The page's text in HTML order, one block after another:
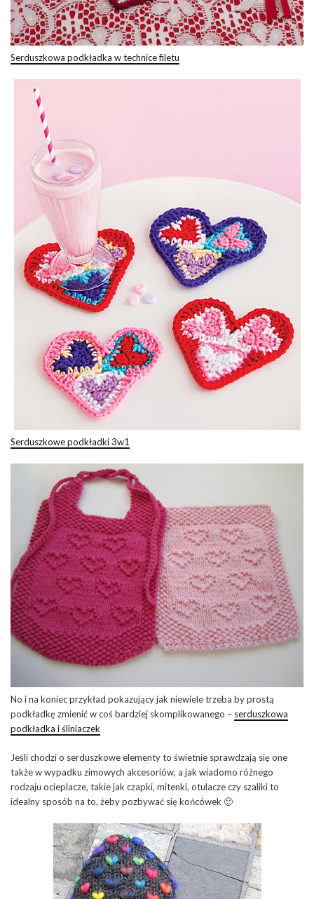
Serduszkowa podkładka w technice filetu
Serduszkowe podkładki 3w1
No i na koniec przykład pokazujący jak niewiele trzeba by prostą
podkładkę zmienić w coś bardziej skomplikowanego – serduszkowa
podkładka i śliniaczek
Jeśli chodzi o serduszkowe elementy to świetnie sprawdzają się one
także w wypadku zimowych akcesoriów, a jak wiadomo różnego
rodzaju ocieplacze, takie jak czapki, mitenki, otulacze czy szaliki to
idealny sposób na to, żeby pozbywać się końcówek 🙂